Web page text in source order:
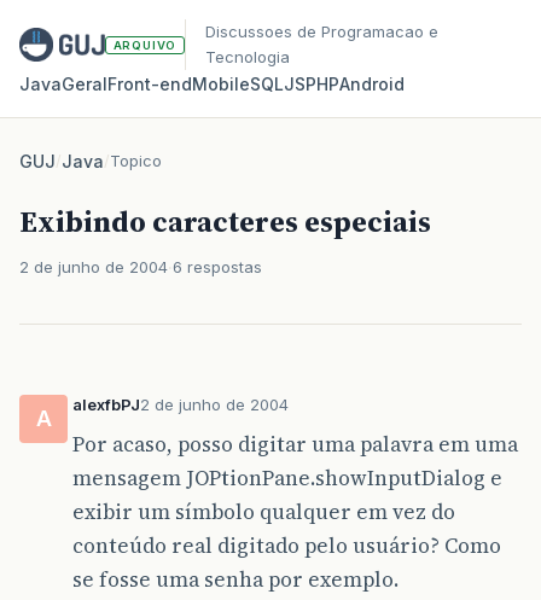
ARQUIVO
Discussoes de Programacao e
Tecnologia
JavaGeralFront‑endMobileSQLJSPHPAndroid
GUJ/Java/Topico
Exibindo caracteres especiais
2 de junho de 2004 6 respostas
A
alexfbPJ2 de junho de 2004
Por acaso, posso digitar uma palavra em uma
mensagem JOPtionPane.showInputDialog e
exibir um símbolo qualquer em vez do
conteúdo real digitado pelo usuário? Como
se fosse uma senha por exemplo.